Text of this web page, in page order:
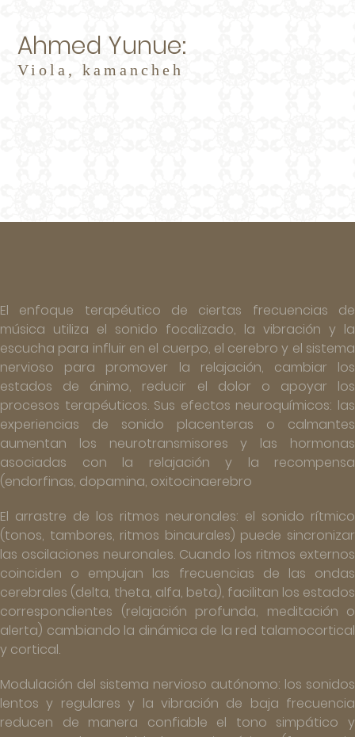
Ahmed Yunue:
Viola, kamancheh
El enfoque terapéutico de ciertas frecuencias de
música utiliza el sonido focalizado, la vibración y la
escucha para influir en el cuerpo, el cerebro y el sistema
nervioso para promover la relajación, cambiar los
estados de ánimo, reducir el dolor o apoyar los
procesos terapéuticos. Sus efectos neuroquímicos: las
experiencias de sonido placenteras o calmantes
aumentan los neurotransmisores y las hormonas
asociadas con la relajación y la recompensa
(endorfinas, dopamina, oxitocinaerebro
El arrastre de los ritmos neuronales: el sonido rítmico
(tonos, tambores, ritmos binaurales) puede sincronizar
las oscilaciones neuronales. Cuando los ritmos externos
coinciden o empujan las frecuencias de las ondas
cerebrales (delta, theta, alfa, beta), facilitan los estados
correspondientes (relajación profunda, meditación o
alerta) cambiando la dinámica de la red talamocortical
y cortical.
Modulación del sistema nervioso autónomo: los sonidos
lentos y regulares y la vibración de baja frecuencia
reducen de manera confiable el tono simpático y